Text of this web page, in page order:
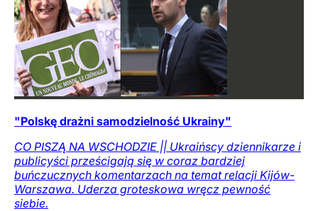
"Polskę drażni samodzielność Ukrainy"
CO PISZĄ NA WSCHODZIE || Ukraińscy dziennikarze i
publicyści prześcigają się w coraz bardziej
buńczucznych komentarzach na temat relacji Kijów-
Warszawa. Uderza groteskowa wręcz pewność
siebie.